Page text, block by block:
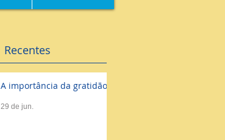
Recentes
A importância da gratidão
29 de jun.